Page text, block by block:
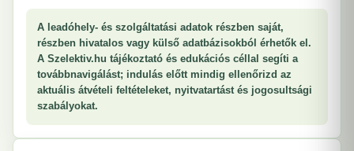
A leadóhely- és szolgáltatási adatok részben saját,
részben hivatalos vagy külső adatbázisokból érhetők el.
A Szelektiv.hu tájékoztató és edukációs céllal segíti a
továbbnavigálást; indulás előtt mindig ellenőrizd az
aktuális átvételi feltételeket, nyitvatartást és jogosultsági
szabályokat.